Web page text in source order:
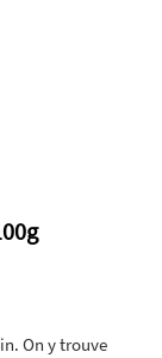
On y trouve